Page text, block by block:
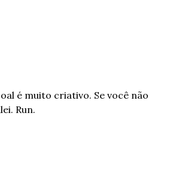
é muito criativo. Se você não
Run.